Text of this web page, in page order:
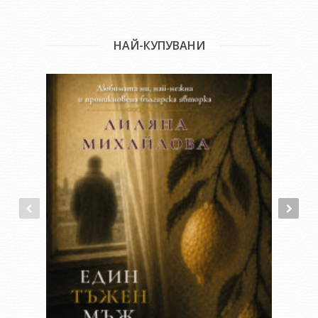
собствената си стабилност, за да отведе към голямото
спасение има, стига да не изгубим сетивата си за
благородството и смисъла. А успеем ли да се уловим за тях -
потича истинският, нашият живот, животът със спокойно
отворени очи. - Елка Димитрова
НАЙ-КУПУВАНИ